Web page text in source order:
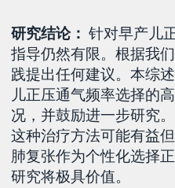
研究结论： 针对早产儿
指导仍然有限。根据我
践提出任何建议。本综
儿正压通气频率选择的
况，并鼓励进一步研究
这种治疗方法可能有益
肺复张作为个性化选择
研究将极具价值。